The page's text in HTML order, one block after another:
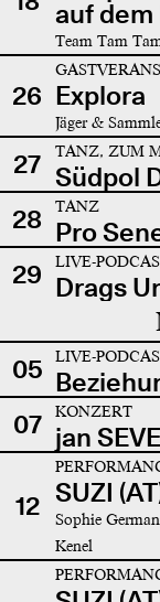
auf dem
Team Tam
26 Explora
Jäger &
27 TANZ, ZUM
Südpol
28
TANZ
Pro
29
LIVE-
Drags
05 LIVE-
07
KONZERT
jan
12 SUZI
Sophie
Kenel